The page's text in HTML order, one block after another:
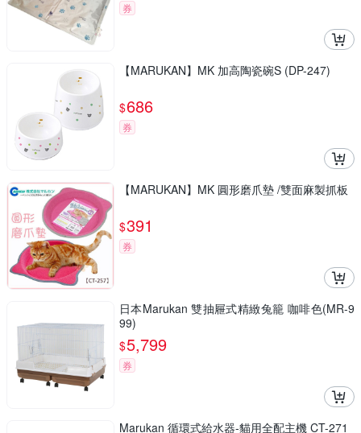
券
【MARUKAN】MK 加高陶瓷碗S (DP-247)
$686
券
【MARUKAN】MK 圓形磨爪墊 /雙面麻製抓板
$391
券
日本Marukan 雙抽屜式精緻兔籠 咖啡色(MR-9
99)
$5,799
券
Marukan 循環式給水器-貓用全配主機 CT-271